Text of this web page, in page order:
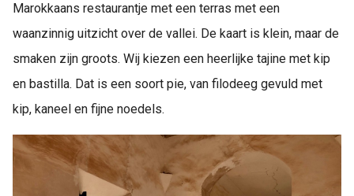
Marokkaans restaurantje met een terras met een
waanzinnig uitzicht over de vallei. De kaart is klein, maar de
smaken zijn groots. Wij kiezen een heerlijke tajine met kip
en bastilla. Dat is een soort pie, van filodeeg gevuld met
kip, kaneel en fijne noedels.